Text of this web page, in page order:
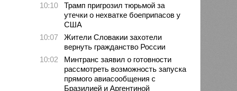
10:10
Трамп пригрозил тюрьмой за
утечки о нехватке боеприпасов у
США
10:07
Жители Словакии захотели
вернуть гражданство России
10:02
Минтранс заявил о готовности
рассмотреть возможность запуска
прямого авиасообщения с
Бразилией и Аргентиной